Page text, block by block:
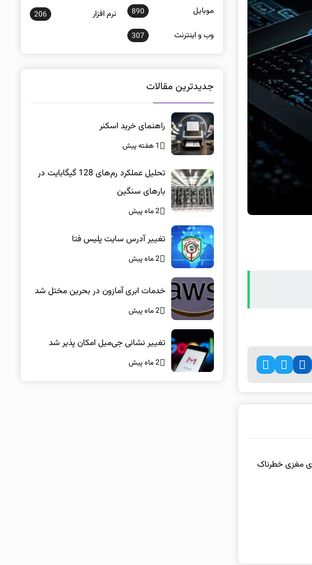
موبايل 890 نرم افزار 206
وب و اينترنت 307
جدیدترین مقالات
راهنمای خرید اسکنر
1 هفته پیش
تحلیل عملکرد رم‌های 128 گیگابایت در
بارهای سنگین
2 ماه پیش
تغییر آدرس سایت پلیس فتا
2 ماه پیش
خدمات ابری آمازون در بحرین مختل شد
2 ماه پیش
تغییر نشانی جی‌میل امکان پذیر شد
2 ماه پیش